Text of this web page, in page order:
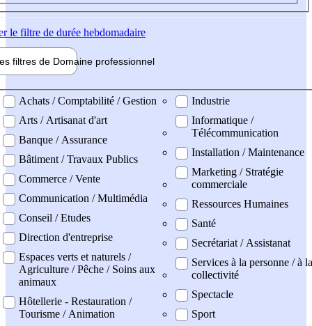
le filtre de durée hebdomadaire
filtres de Domaine professionnel
professionel
Achats / Comptabilité / Gestion
Arts / Artisanat d'art
Banque / Assurance
Bâtiment / Travaux Publics
Commerce / Vente
Communication / Multimédia
Conseil / Etudes
Direction d'entreprise
Espaces verts et naturels /
Agriculture / Pêche / Soins aux
animaux
Hôtellerie - Restauration /
Tourisme / Animation
Industrie
Informatique /
Télécommunication
Installation / Maintenance
Marketing / Stratégie
commerciale
Ressources Humaines
Santé
Secrétariat / Assistanat
Services à la personne / à la
collectivité
Spectacle
Sport